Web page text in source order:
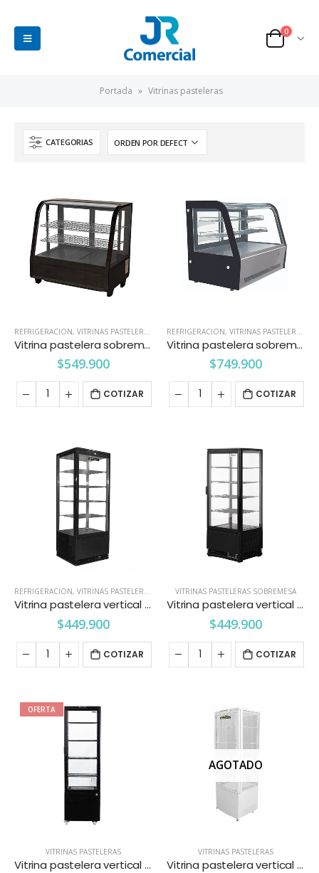
0
Portada » Vitrinas pasteleras
CATEGORIAS
REFRIGERACION, VITRINAS PASTELERAS SOBREMESA
Vitrina pastelera sobremesa 100 litros curva
$549.900
COTIZAR
REFRIGERACION, VITRINAS PASTELERAS SOBREMESA
Vitrina pastelera sobremesa 160 litros Maigas
$749.900
COTIZAR
REFRIGERACION, VITRINAS PASTELERAS SOBREMESA
Vitrina pastelera vertical 98 lts. sobremesa negra
$449.900
COTIZAR
VITRINAS PASTELERAS SOBREMESA
Vitrina pastelera vertical 98 lts. sobremesa Ventus
$449.900
COTIZAR
OFERTA
VITRINAS PASTELERAS
Vitrina pastelera vertical 235 lts. Ventus
AGOTADO
VITRINAS PASTELERAS
Vitrina pastelera vertical 235 lts. Pareti-kitchenette